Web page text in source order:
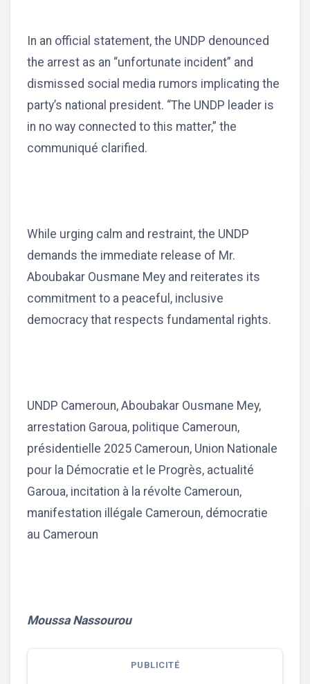
In an official statement, the UNDP denounced
the arrest as an “unfortunate incident” and
dismissed social media rumors implicating the
party’s national president. “The UNDP leader is
in no way connected to this matter,” the
communiqué clarified.
While urging calm and restraint, the UNDP
demands the immediate release of Mr.
Aboubakar Ousmane Mey and reiterates its
commitment to a peaceful, inclusive
democracy that respects fundamental rights.
UNDP Cameroun, Aboubakar Ousmane Mey,
arrestation Garoua, politique Cameroun,
présidentielle 2025 Cameroun, Union Nationale
pour la Démocratie et le Progrès, actualité
Garoua, incitation à la révolte Cameroun,
manifestation illégale Cameroun, démocratie
au Cameroun
Moussa Nassourou
PUBLICITÉ